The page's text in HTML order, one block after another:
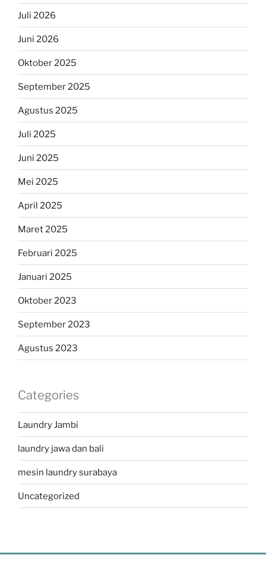
Juli 2026
Juni 2026
Oktober 2025
September 2025
Agustus 2025
Juli 2025
Juni 2025
Mei 2025
April 2025
Maret 2025
Februari 2025
Januari 2025
Oktober 2023
September 2023
Agustus 2023
Categories
Laundry Jambi
laundry jawa dan bali
mesin laundry surabaya
Uncategorized